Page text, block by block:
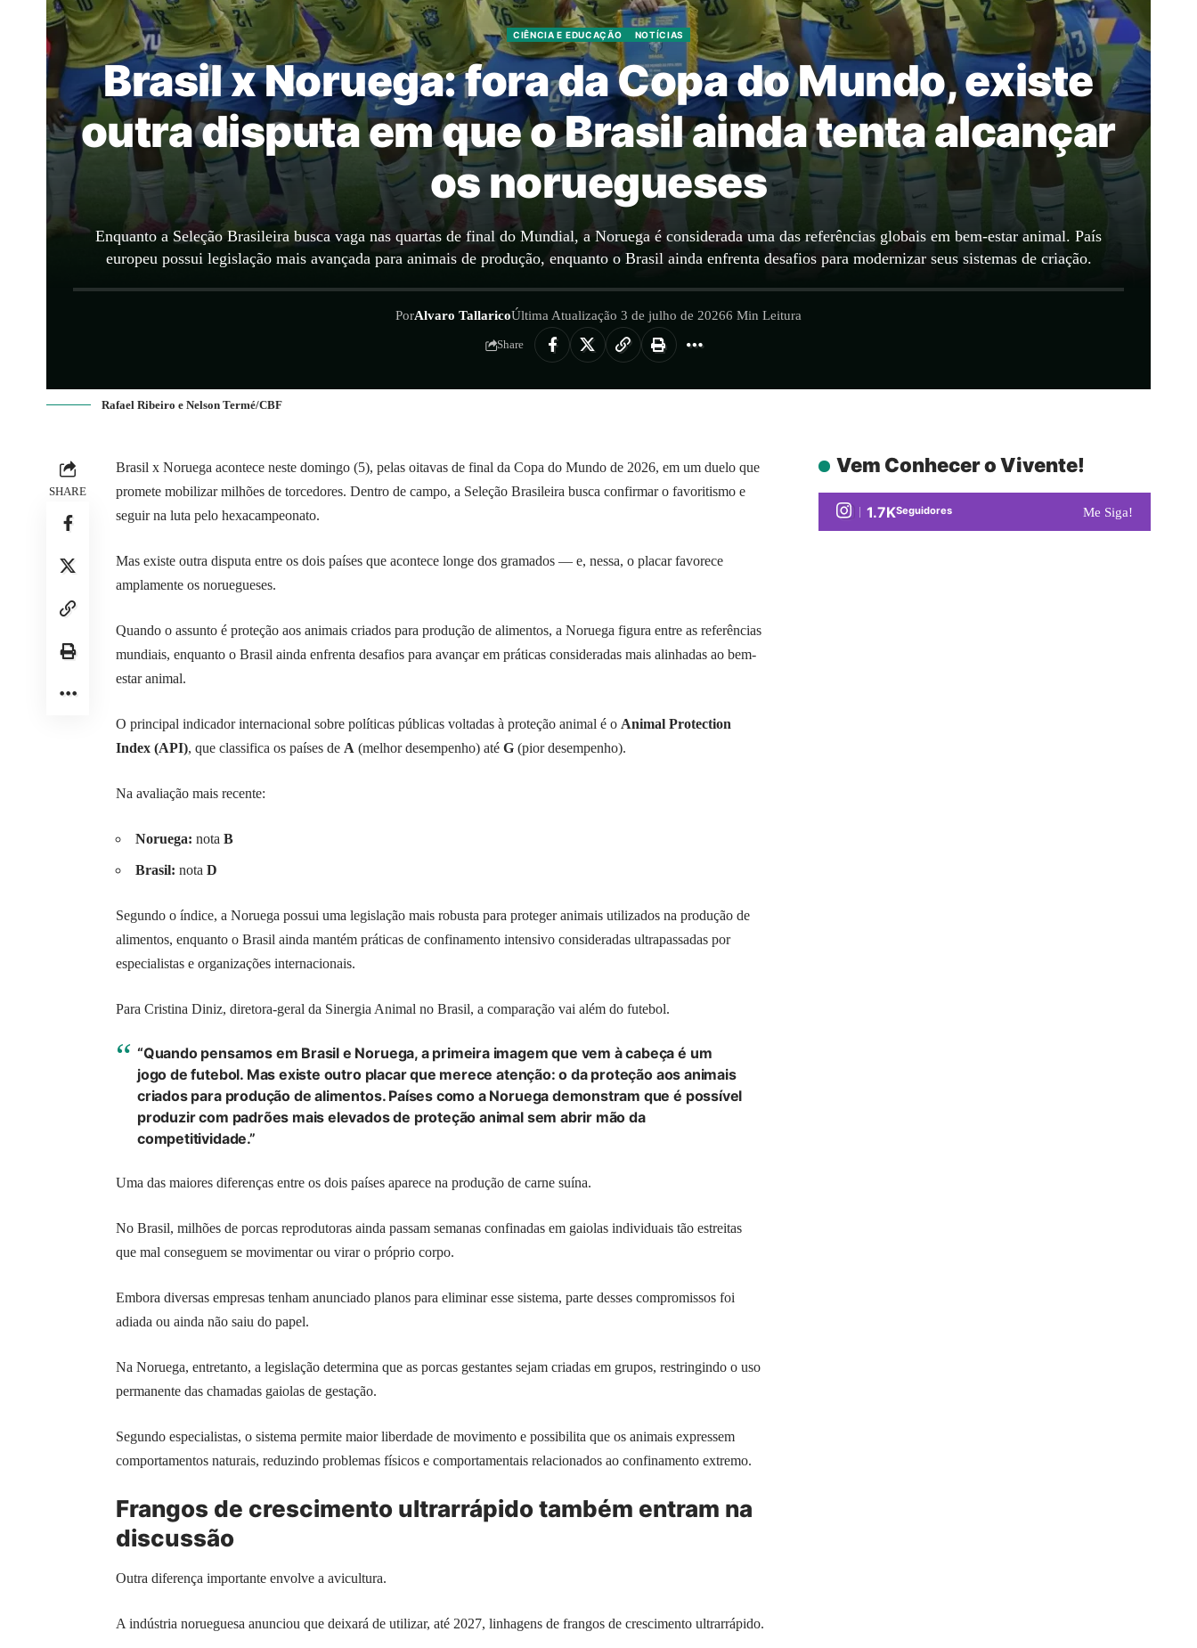
CIÊNCIA E EDUCAÇÃO NOTÍCIAS
Brasil x Noruega: fora da Copa do Mundo, existe
outra disputa em que o Brasil ainda tenta alcançar
os noruegueses
Enquanto a Seleção Brasileira busca vaga nas quartas de final do Mundial, a Noruega é considerada uma das referências globais em bem-estar animal. País
europeu possui legislação mais avançada para animais de produção, enquanto o Brasil ainda enfrenta desafios para modernizar seus sistemas de criação.
PorAlvaro TallaricoÚltima Atualização 3 de julho de 20266 Min Leitura
Share
Rafael Ribeiro e Nelson Termé/CBF
SHARE
Brasil x Noruega acontece neste domingo (5), pelas oitavas de final da Copa do Mundo de 2026, em um duelo que
promete mobilizar milhões de torcedores. Dentro de campo, a Seleção Brasileira busca confirmar o favoritismo e
seguir na luta pelo hexacampeonato.
Mas existe outra disputa entre os dois países que acontece longe dos gramados — e, nessa, o placar favorece
amplamente os noruegueses.
Quando o assunto é proteção aos animais criados para produção de alimentos, a Noruega figura entre as referências
mundiais, enquanto o Brasil ainda enfrenta desafios para avançar em práticas consideradas mais alinhadas ao bem-
estar animal.
O principal indicador internacional sobre políticas públicas voltadas à proteção animal é o Animal Protection
Index (API), que classifica os países de A (melhor desempenho) até G (pior desempenho).
Na avaliação mais recente:
Noruega: nota B
Brasil: nota D
Segundo o índice, a Noruega possui uma legislação mais robusta para proteger animais utilizados na produção de
alimentos, enquanto o Brasil ainda mantém práticas de confinamento intensivo consideradas ultrapassadas por
especialistas e organizações internacionais.
Para Cristina Diniz, diretora-geral da Sinergia Animal no Brasil, a comparação vai além do futebol.
“Quando pensamos em Brasil e Noruega, a primeira imagem que vem à cabeça é um
jogo de futebol. Mas existe outro placar que merece atenção: o da proteção aos animais
criados para produção de alimentos. Países como a Noruega demonstram que é possível
produzir com padrões mais elevados de proteção animal sem abrir mão da
competitividade.”
Uma das maiores diferenças entre os dois países aparece na produção de carne suína.
No Brasil, milhões de porcas reprodutoras ainda passam semanas confinadas em gaiolas individuais tão estreitas
que mal conseguem se movimentar ou virar o próprio corpo.
Embora diversas empresas tenham anunciado planos para eliminar esse sistema, parte desses compromissos foi
adiada ou ainda não saiu do papel.
Na Noruega, entretanto, a legislação determina que as porcas gestantes sejam criadas em grupos, restringindo o uso
permanente das chamadas gaiolas de gestação.
Segundo especialistas, o sistema permite maior liberdade de movimento e possibilita que os animais expressem
comportamentos naturais, reduzindo problemas físicos e comportamentais relacionados ao confinamento extremo.
Frangos de crescimento ultrarrápido também entram na
discussão
Outra diferença importante envolve a avicultura.
A indústria norueguesa anunciou que deixará de utilizar, até 2027, linhagens de frangos de crescimento ultrarrápido.
Vem Conhecer o Vivente!
1.7KSeguidores Me Siga!